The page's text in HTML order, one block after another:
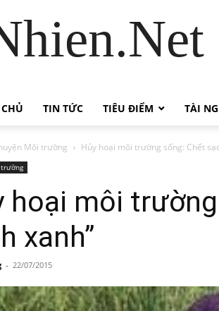
TIN TỨC TIÊU ĐIỂM TÀI
Môi trường Hủy hoại môi trường sống: Chết
hoại môi
xanh”
- 22/07/2015